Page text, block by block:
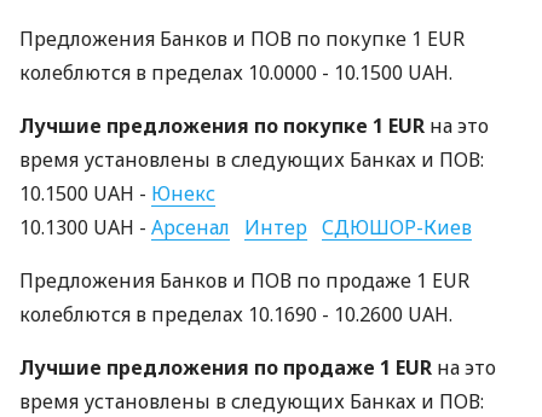
Предложения Банков и ПОВ по покупке 1 EUR
колеблются в пределах 10.0000 - 10.1500 UAH.
Лучшие предложения по покупке 1 EUR на это
время установлены в следующих Банках и ПОВ:
10.1500 UAH - Юнекс
10.1300 UAH - Арсенал Интер СДЮШОР-Киев
Предложения Банков и ПОВ по продаже 1 EUR
колеблются в пределах 10.1690 - 10.2600 UAH.
Лучшие предложения по продаже 1 EUR на это
время установлены в следующих Банках и ПОВ: